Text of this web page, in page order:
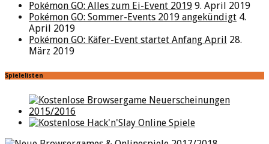
Pokémon GO: Alles zum Ei-Event 2019 9. April 2019
Pokémon GO: Sommer-Events 2019 angekündigt 4.
April 2019
Pokémon GO: Käfer-Event startet Anfang April 28.
März 2019
Spielelisten